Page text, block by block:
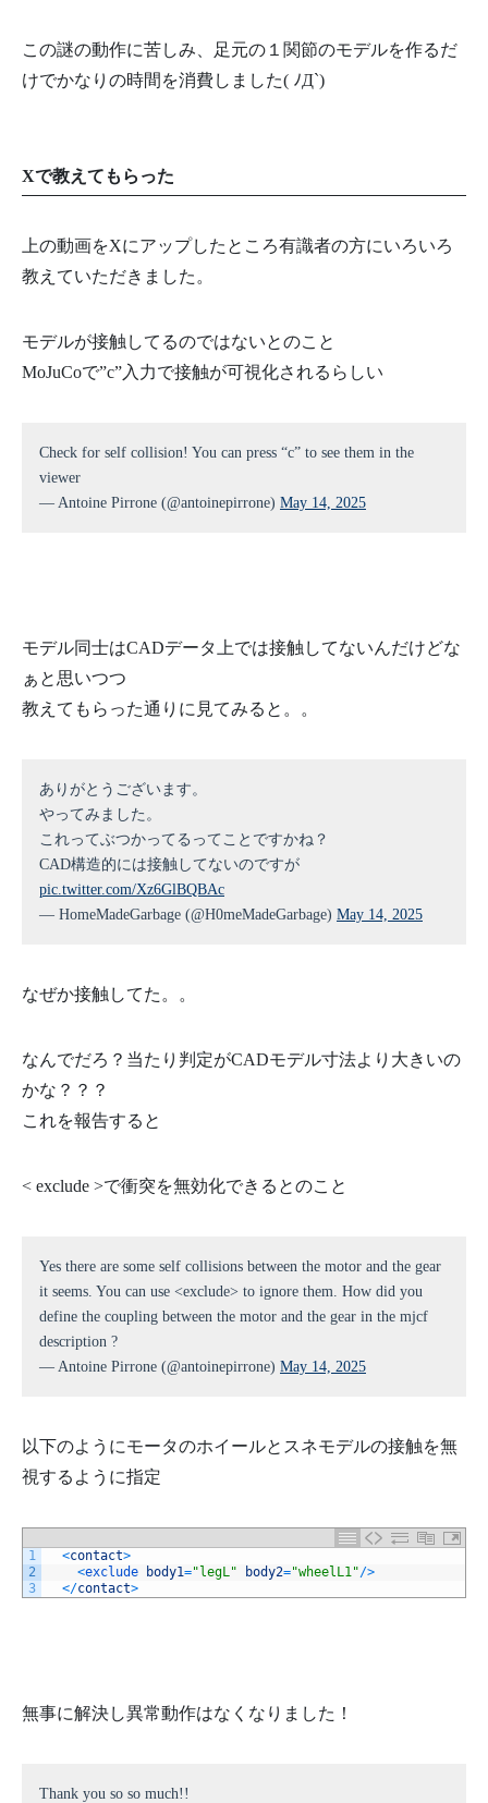
この謎の動作に苦しみ、足元の１関節のモデルを作るだ
けでかなりの時間を消費しました( ﾉД`)
Xで教えてもらった
上の動画をXにアップしたところ有識者の方にいろいろ
教えていただきました。
モデルが接触してるのではないとのこと
MoJuCoで”c”入力で接触が可視化されるらしい
Check for self collision! You can press “c” to see them in the
viewer
— Antoine Pirrone (@antoinepirrone) May 14, 2025
モデル同士はCADデータ上では接触してないんだけどな
ぁと思いつつ
教えてもらった通りに見てみると。。
ありがとうございます。
やってみました。
これってぶつかってるってことですかね？
CAD構造的には接触してないのですが
pic.twitter.com/Xz6GlBQBAc
— HomeMadeGarbage (@H0meMadeGarbage) May 14, 2025
なぜか接触してた。。
なんでだろ？当たり判定がCADモデル寸法より大きいの
かな？？？
これを報告すると
< exclude >で衝突を無効化できるとのこと
Yes there are some self collisions between the motor and the gear
it seems. You can use <exclude> to ignore them. How did you
define the coupling between the motor and the gear in the mjcf
description ?
— Antoine Pirrone (@antoinepirrone) May 14, 2025
以下のようにモータのホイールとスネモデルの接触を無
視するように指定
1
2
3
<contact>
<exclude body1="legL" body2="wheelL1"/>
</contact>
無事に解決し異常動作はなくなりました！
Thank you so so much!!